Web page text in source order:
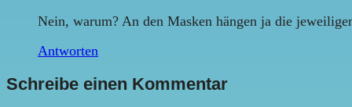
Nein, warum? An den Masken hängen ja die
Antworten
Schreibe einen Kommentar